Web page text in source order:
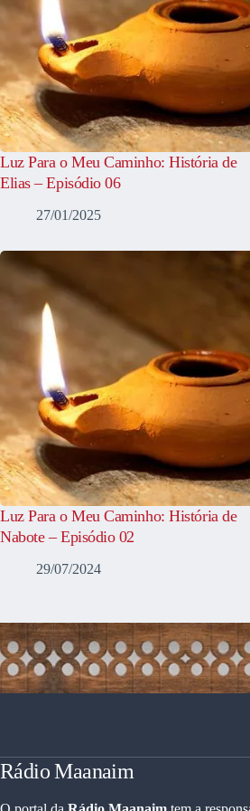
Luz Para o Meu Caminho: História de
Elias – Episódio 06
27/01/2025
Luz Para o Meu Caminho: História de
Nabote – Episódio 02
29/07/2024
Rádio Maanaim